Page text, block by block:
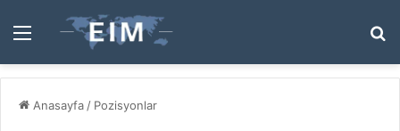
Menü
...
Anasayfa / Pozisyonlar